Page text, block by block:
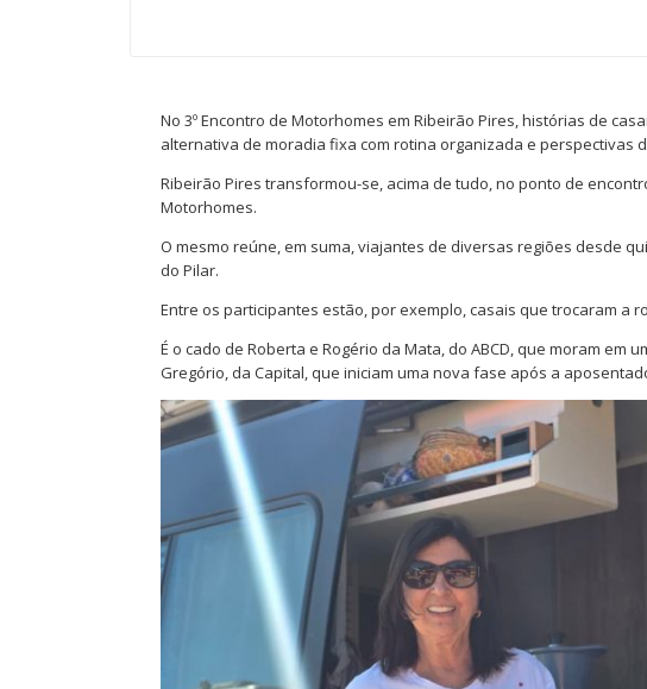
No 3º Encontro de Motorhomes em Ribeirão Pires, histórias de
alternativa de moradia fixa com rotina organizada e perspectivas
Ribeirão Pires transformou-se, acima de tudo, no ponto de
Motorhomes.
O mesmo reúne, em suma, viajantes de diversas regiões desde
do Pilar.
Entre os participantes estão, por exemplo, casais que trocaram a
É o cado de Roberta e Rogério da Mata, do ABCD, que moram em
Gregório, da Capital, que iniciam uma nova fase após a